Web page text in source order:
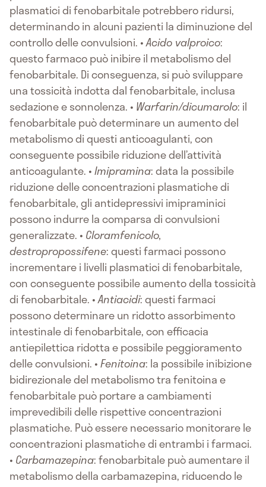
plasmatici di fenobarbitale potrebbero ridursi,
determinando in alcuni pazienti la diminuzione del
controllo delle convulsioni. •Acido valproico:
questo farmaco può inibire il metabolismo del
fenobarbitale. Di conseguenza, si può sviluppare
una tossicità indotta dal fenobarbitale, inclusa
sedazione e sonnolenza. • Warfarin/dicumarolo: il
fenobarbitale può determinare un aumento del
metabolismo di questi anticoagulanti, con
conseguente possibile riduzione dell’attività
anticoagulante. •Imipramina: data la possibile
riduzione delle concentrazioni plasmatiche di
fenobarbitale, gli antidepressivi imipraminici
possono indurre la comparsa di convulsioni
generalizzate. • Cloramfenicolo,
destropropossifene: questi farmaci possono
incrementare i livelli plasmatici di fenobarbitale,
con conseguente possibile aumento della tossicità
di fenobarbitale. •Antiacidi: questi farmaci
possono determinare un ridotto assorbimento
intestinale di fenobarbitale, con efficacia
antiepilettica ridotta e possibile peggioramento
delle convulsioni. •Fenitoina: la possibile inibizione
bidirezionale del metabolismo tra fenitoina e
fenobarbitale può portare a cambiamenti
imprevedibili delle rispettive concentrazioni
plasmatiche. Può essere necessario monitorare le
concentrazioni plasmatiche di entrambi i farmaci.
• Carbamazepina: fenobarbitale può aumentare il
metabolismo della carbamazepina, riducendo le